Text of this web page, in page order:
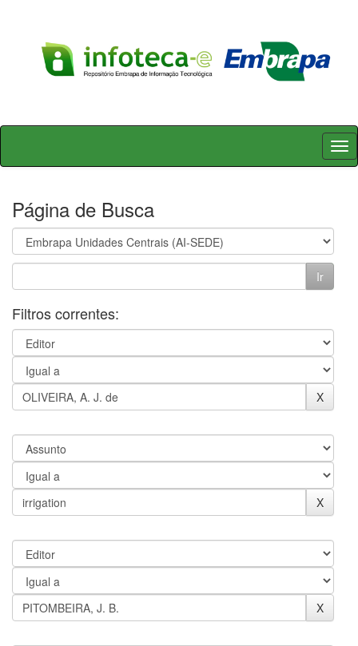
Skip
Página de Busca
Filtros correntes: